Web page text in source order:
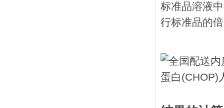
标准品溶液
行标准品的